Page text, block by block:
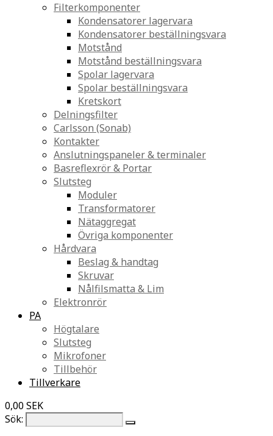
Filterkomponenter
Kondensatorer lagervara
Kondensatorer beställningsvara
Motstånd
Motstånd beställningsvara
Spolar lagervara
Spolar beställningsvara
Kretskort
Delningsfilter
Carlsson (Sonab)
Kontakter
Anslutningspaneler & terminaler
Basreflexrör & Portar
Slutsteg
Moduler
Transformatorer
Nätaggregat
Övriga komponenter
Hårdvara
Beslag & handtag
Skruvar
Nålfilsmatta & Lim
Elektronrör
PA
Högtalare
Slutsteg
Mikrofoner
Tillbehör
Tillverkare
0,00 SEK
Sök: